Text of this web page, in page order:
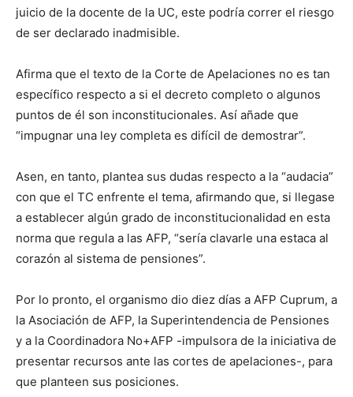
juicio de la docente de la UC, este podría correr el riesgo
de ser declarado inadmisible.
Afirma que el texto de la Corte de Apelaciones no es tan
específico respecto a si el decreto completo o algunos
puntos de él son inconstitucionales. Así añade que
“impugnar una ley completa es difícil de demostrar”.
Asen, en tanto, plantea sus dudas respecto a la “audacia”
con que el TC enfrente el tema, afirmando que, si llegase
a establecer algún grado de inconstitucionalidad en esta
norma que regula a las AFP, “sería clavarle una estaca al
corazón al sistema de pensiones”.
Por lo pronto, el organismo dio diez días a AFP Cuprum, a
la Asociación de AFP, la Superintendencia de Pensiones
y a la Coordinadora No+AFP -impulsora de la iniciativa de
presentar recursos ante las cortes de apelaciones-, para
que planteen sus posiciones.